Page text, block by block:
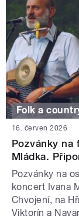
Folk a
16. červen 2026
Pozvánky na
Mládka.
Pozvánky na
koncert Ivana
Chvojení, na
Viktorín a